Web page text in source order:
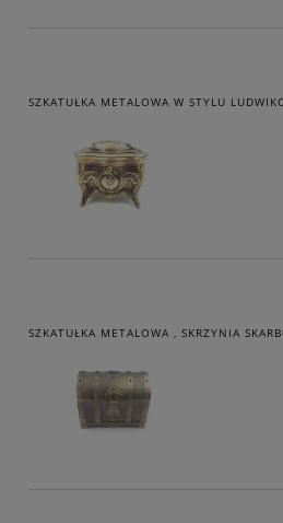
SZKATUŁKA METALOWA W STYLU
SZKATUŁKA METALOWA , SKRZYNIA